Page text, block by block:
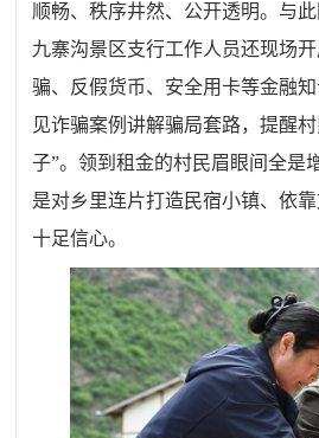
顺畅、秩序井然、公开透明。与
九寨沟景区支行工作人员还现场
骗、反假货币、安全用卡等金融
见诈骗案例讲解骗局套路，提醒
子”。领到租金的村民眉眼间全是
是对乡里连片打造民宿小镇、依
十足信心。